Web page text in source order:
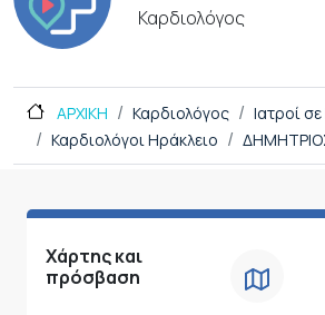
Καρδιολόγος
ΑΡΧΙΚΗ Καρδιολόγος
Ιατροί
Καρδιολόγοι Ηράκλειο
Χάρτης και
πρόσβαση